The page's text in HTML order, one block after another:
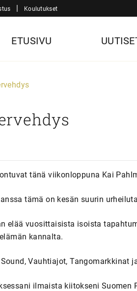
| Koulutukset
ETUSIVU
tänä viikonloppuna Kai
tämä on kesän suurin
elää vuosittaisista isoista
kannalta.
Vauhtiajot, Tangomarkkinat
ilmaista kiitokseni Suomen